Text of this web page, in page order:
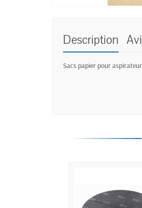
Description
Sacs papier pour